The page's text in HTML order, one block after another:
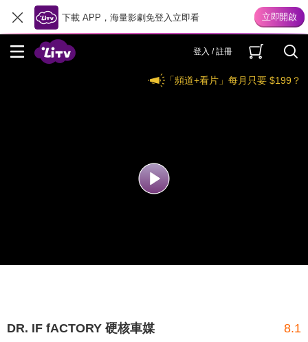
下載 APP，海量影劇免登入立即看
登入 / 註冊
「頻道+看片」每月只要 $199？
DR. IF fACTORY 硬核車媒 8.1